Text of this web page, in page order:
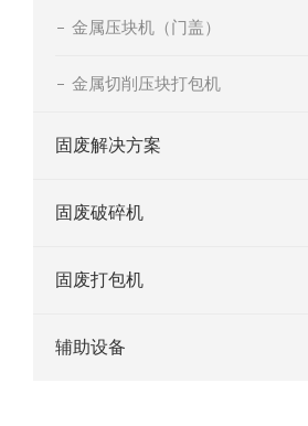
金属压块机（门盖）
金属切削压块打包机
固废解决方案
固废破碎机
固废打包机
辅助设备